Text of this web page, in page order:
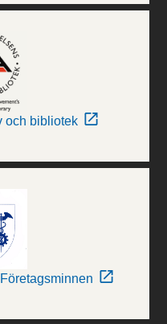
och bibliotek